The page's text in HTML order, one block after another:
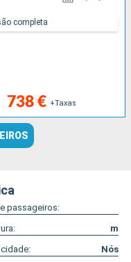
738 € +Taxas
completa
passageiros:
m
Nós